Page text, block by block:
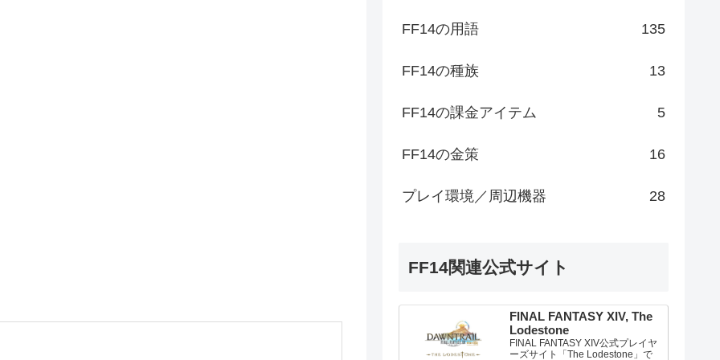
FF14の用語 135
FF14の種族 13
FF14の課金アイテム 5
FF14の金策 16
プレイ環境／周辺機器 28
FF14関連公式サイト
FINAL FANTASY XIV, The
Lodestone
FINAL FANTASY XIV公式プレイヤ
ーズサイト「The Lodestone」で